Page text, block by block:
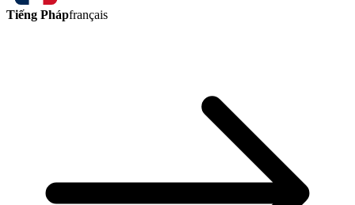
Tiếng Phápfrançais